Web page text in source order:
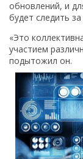
обновлений, и
будет следить
«Это
участием
подытожил он.